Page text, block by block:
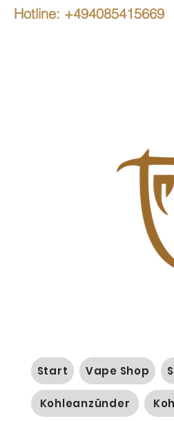
Hotline: +494085415669
Start Vape Shop
Kohleanzünder